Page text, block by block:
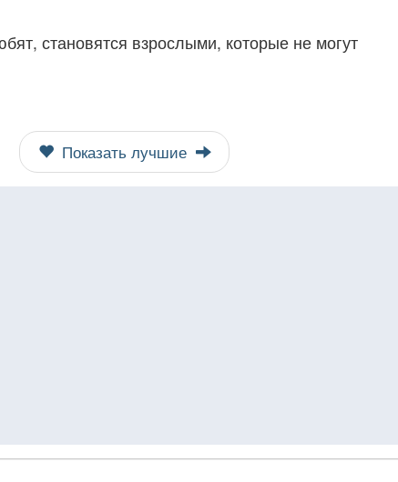
становятся взрослыми, которые не могут
Показать лучшие